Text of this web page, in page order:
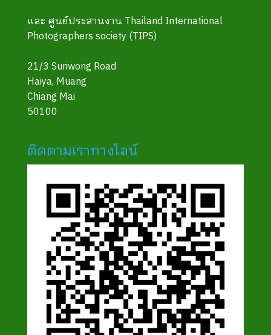
และ ศูนย์ประสานงาน Thailand International
Photographers society (TIPS)
21/3 Suriwong Road
Haiya, Muang
Chiang Mai
50100
ติดตามเราทางไลน์